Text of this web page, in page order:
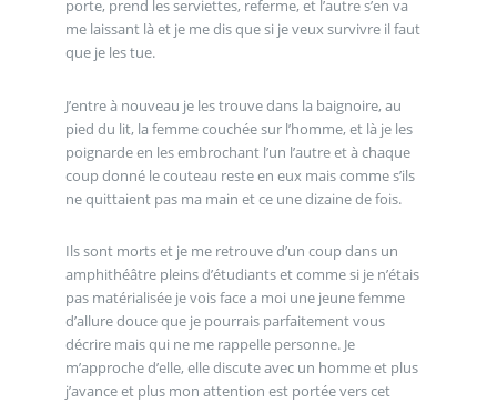
porte, prend les serviettes, referme, et l’autre s’en va
me laissant là et je me dis que si je veux survivre il faut
que je les tue.
J’entre à nouveau je les trouve dans la baignoire, au
pied du lit, la femme couchée sur l’homme, et là je les
poignarde en les embrochant l’un l’autre et à chaque
coup donné le couteau reste en eux mais comme s’ils
ne quittaient pas ma main et ce une dizaine de fois.
Ils sont morts et je me retrouve d’un coup dans un
amphithéâtre pleins d’étudiants et comme si je n’étais
pas matérialisée je vois face a moi une jeune femme
d’allure douce que je pourrais parfaitement vous
décrire mais qui ne me rappelle personne. Je
m’approche d’elle, elle discute avec un homme et plus
j’avance et plus mon attention est portée vers cet